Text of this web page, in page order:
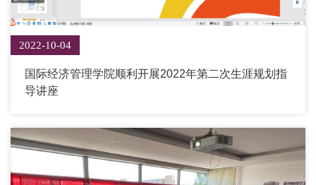
2022-10-04
国际经济管理学院顺利开展2022年第二次生涯规划指
导讲座